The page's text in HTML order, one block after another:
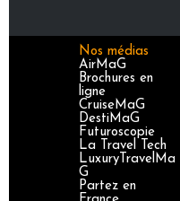
Nos médias
AirMaG
Brochures en
ligne
CruiseMaG
DestiMaG
Futuroscopie
La Travel Tech
LuxuryTravelMa
G
Partez en